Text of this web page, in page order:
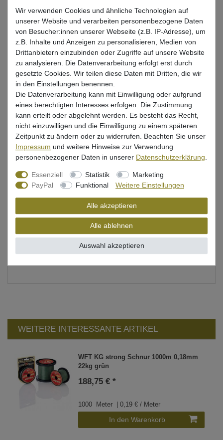
Wunschliste
Beschreibung
Bewertung
Produktsicherheit
Geflochtene Schnur aus dem Hause WFT
Tragkraft: 15kg, 8 fach geflochtene Schnur mit hoher
Durchmesser 0,12mm
Farbe: grün
Inhalt: 1000m Spule
WEITERE INTERESSANTE ARTIKEL
WFT KG strong Schnur 1000m 0,18mm
22kg grün
188,75 € *
1000 Meter | 0,19 € / Meter
In den Warenkorb
Wir verwenden Cookies und ähnliche Technologien auf
unserer Website und verarbeiten personenbezogene Daten
von Besucher:innen unserer Webseite (z.B. IP-Adresse), um
z.B. Inhalte und Anzeigen zu personalisieren, Medien von
Drittanbietern einzubinden oder Zugriffe auf unsere Website
zu analysieren. Die Datenverarbeitung erfolgt erst durch
gesetzte Cookies. Wir teilen diese Daten mit Dritten, die wir
in den Einstellungen benennen.
Die Datenverarbeitung kann mit Einwilligung oder aufgrund
eines berechtigten Interesses erfolgen. Die Zustimmung
kann erteilt oder abgelehnt werden. Es besteht das Recht,
nicht einzuwilligen und die Einwilligung zu einem späteren
Zeitpunkt zu ändern oder zu widerrufen. Beachten Sie unser
Impressum und weitere Hinweise zur Verwendung
personenbezogener Daten in unserer Daten­schutz­erklärung
Essenziell Statistik
Marketing
PayPal
Funktional Weitere Einstellungen
Alle akzeptieren
Alle ablehnen
Auswahl akzeptieren